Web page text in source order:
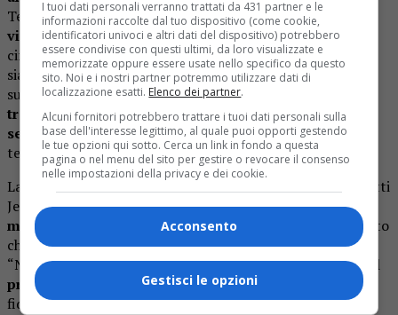
Temptation Island perchèTony non mi consente di
vivere la mia vita. Lui fa il DJ è sempre in giro, sempre
circondato da ragazze, per farvi capire chi è, quando ci
siamo conosciuti,tre ragazze avevano le chiavi di casa
sua, tutte e tre. Ecco questo è Tony”. Lui è Tony, il
tremendodella situazione, commenta:“Così mi fai
sembrare un mostro però… io ero una persona buona ai
tempi…”.
La
fiduciada parte di entrambi manca già da tempo, infatti
Jenny racconta: “Una ragazza mi contatta e inizia a
mandarmi le foto delle loro conversazioni
, lui ha scritto
che ‘ Bel culetto’ alla foto della ragazza”.Lui risponde:
“Non l’ho scritto io… cheper caso era stato hackerato il
profilo
”. Il video si conclude con Jenny che apostrofa il
fidanzato con “Sei un attore nato”.
I tuoi dati personali verranno trattati da 431 partner e le
informazioni raccolte dal tuo dispositivo (come cookie,
identificatori univoci e altri dati del dispositivo) potrebbero
essere condivise con questi ultimi, da loro visualizzate e
memorizzate oppure essere usate nello specifico da questo
sito. Noi e i nostri partner potremmo utilizzare dati di
localizzazione esatti. Elenco dei partner.
Alcuni fornitori potrebbero trattare i tuoi dati personali sulla
base dell'interesse legittimo, al quale puoi opporti gestendo
le tue opzioni qui sotto. Cerca un link in fondo a questa
pagina o nel menu del sito per gestire o revocare il consenso
nelle impostazioni della privacy e dei cookie.
Acconsento
Gestisci le opzioni